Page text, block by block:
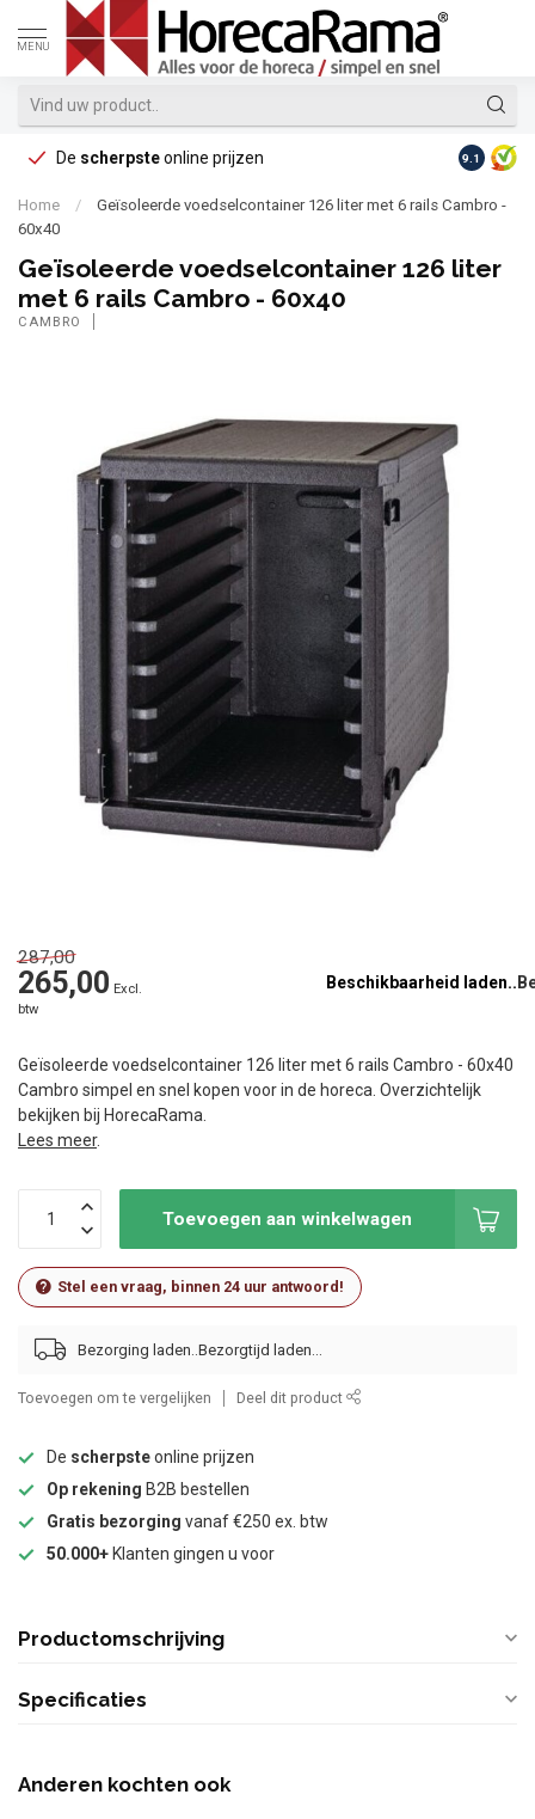
MENU
De scherpsteonline prijzen Op
9.1
Home /
Geïsoleerde voedselcontainer 126 liter met 6 rails Cambro -
60x40
Geïsoleerde voedselcontainer 126 liter
met 6 rails Cambro - 60x40
CAMBRO
287,00
265,00 Excl.
btw
Beschikbaarheid laden..
Geïsoleerde voedselcontainer 126 liter met 6 rails Cambro - 60x40
Cambro simpel en snel kopen voor in de horeca. Overzichtelijk
bekijken bij HorecaRama.
Lees meer.
Toevoegen aan winkelwagen
Stel een vraag, binnen 24 uur antwoord!
Bezorging laden..
Toevoegen om te vergelijken Deel dit product
De scherpsteonline prijzen
Op rekening B2B bestellen
Gratis bezorging vanaf €250 ex. btw
50.000+ Klanten gingen u voor
Productomschrijving
Specificaties
Anderen kochten ook